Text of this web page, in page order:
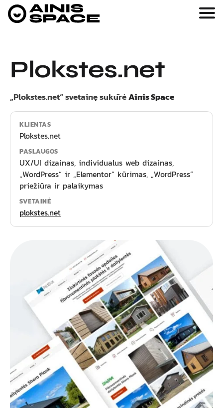
Plokstes.net
„Plokstes.net“ svetainę sukūrėAinis Space
KLIENTAS
Plokstes.net
PASLAUGOS
UX/UI dizainas, individualus web dizainas,
„WordPress“ ir „Elementor“ kūrimas, „WordPress“
priežiūra ir palaikymas
SVETAINĖ
plokstes.net